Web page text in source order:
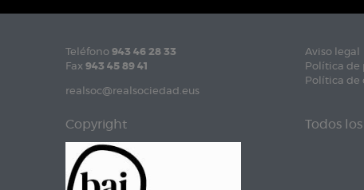
Teléfono 943 46 28 33
Fax 943 45 89 41
realsoc@realsociedad.eus
Aviso legal
Política de
Política de
Copyright Todos